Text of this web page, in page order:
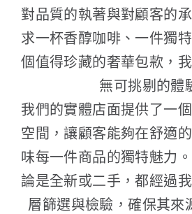
對品質的執著與對顧客的
求一杯香醇咖啡、一件獨
個值得珍藏的奢華包款，
無可挑剔的體
我們的實體店面提供了一
空間，讓顧客能夠在舒適
味每一件商品的獨特魅力
論是全新或二手，都經過
層篩選與檢驗，確保其來